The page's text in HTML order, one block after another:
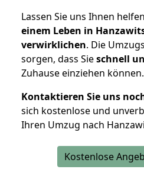
Lassen Sie uns Ihnen
einem Leben in
verwirklichen. Die
sorgen, dass Sieschnell
Zuhause einziehen können.
Kontaktieren Sie uns
sich kostenlose und
Ihren Umzug nach
Kostenlose